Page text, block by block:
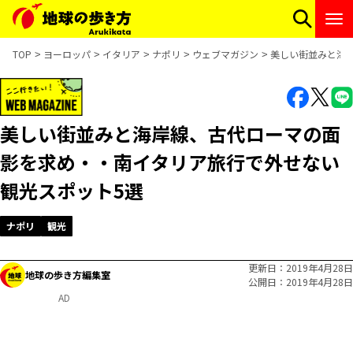
TOP ヨーロッパ イタリア ナポリ ウェブマガジン 美しい街並みと海
美しい街並みと海岸線、古代ローマの面
影を求め・・南イタリア旅行で外せない
観光スポット5選
ナポリ 観光
地球の歩き方編集室
更新日
2019年4月28日
公開日
2019年4月28日
AD